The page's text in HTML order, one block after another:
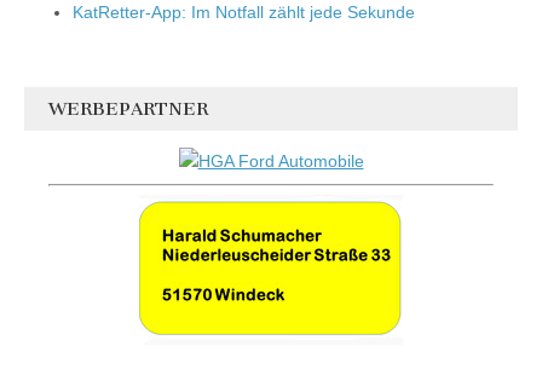
KatRetter-App: Im Notfall zählt jede Sekunde
WERBEPARTNER